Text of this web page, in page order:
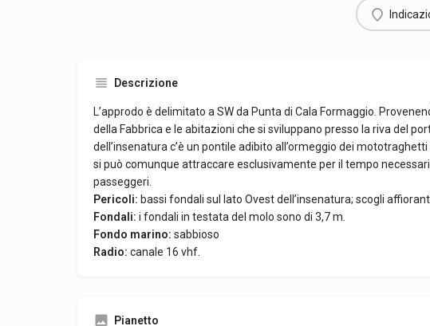
Descrizione
L’approdo è delimitato a SW da Punta di Cala Formaggio.
della Fabbrica e le abitazioni che si sviluppano presso la riva del
dell’insenatura c’è un pontile adibito all’ormeggio dei
si può comunque attraccare esclusivamente per il tempo
passeggeri.
Pericoli: bassi fondali sul lato Ovest dell’insenatura; scogli
Fondali: i fondali in testata del molo sono di 3,7 m.
Fondo marino: sabbioso
Radio: canale 16 vhf.
Pianetto